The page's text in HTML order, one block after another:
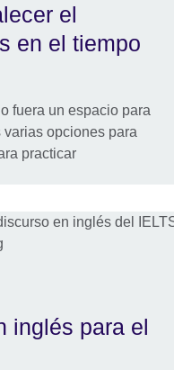
el
en el tiempo
fuera un espacio para
opciones para
practicar
inglés para el